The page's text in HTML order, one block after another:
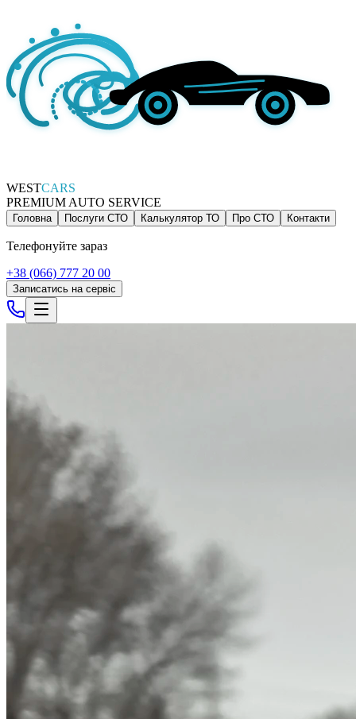
WESTCARS
PREMIUM AUTO SERVICE
Головна Послуги СТО Калькулятор ТО Про СТО Контакти
Телефонуйте зараз
+38 (066) 777 20 00
Записатись на сервіс